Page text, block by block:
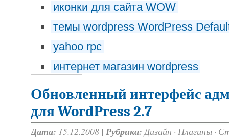
иконки для сайта WOW
темы wordpress WordPress
yahoo rpc
интернет магазин wordpress
Обновленный интерфейс
для WordPress 2.7
Дата: 15.12.2008 | Рубрика: Дизайн · Плагины ·